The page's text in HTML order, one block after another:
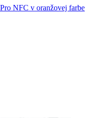
NFC v oranžovej farbe